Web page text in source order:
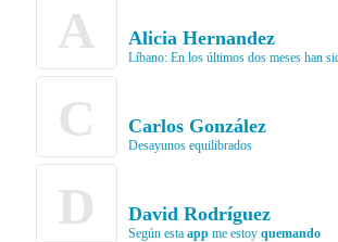
A Alicia Hernandez
Líbano: En los últimos dos meses han
C Carlos González
Desayunos equilibrados
D David Rodríguez
Según esta app me estoy quemando